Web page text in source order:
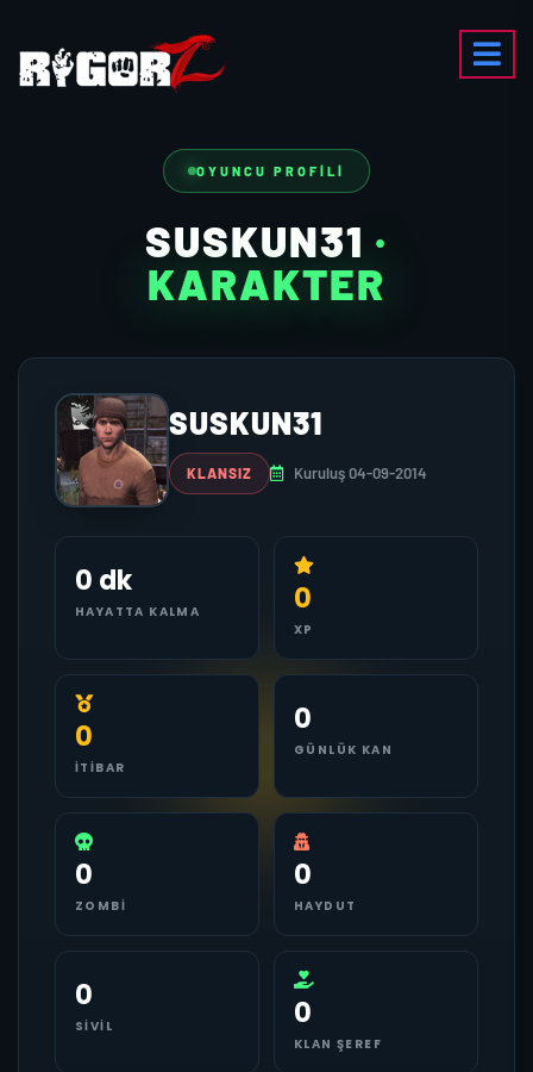
OYUNCU PROFILI
SUSKUN31 ·
KARAKTER
SUSKUN31
KLANSIZ Kuruluş 04-09-2014
0 dk
HAYATTA KALMA 0
XP
0
İTIBAR
0
GÜNLÜK KAN
0
ZOMBI
0
HAYDUT
0
SIVIL 0
KLAN ŞEREF